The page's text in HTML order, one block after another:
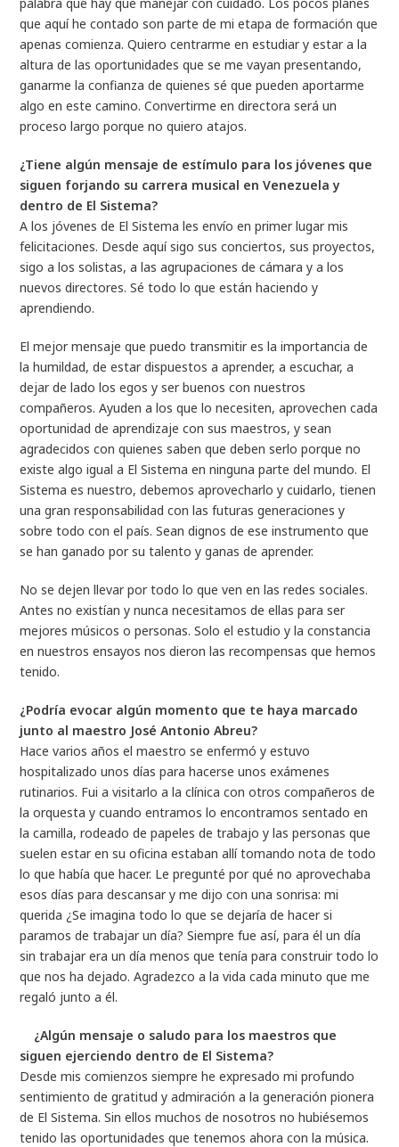
que aquí he contado son parte de mi etapa de formación que
apenas comienza. Quiero centrarme en estudiar y estar a la
altura de las oportunidades que se me vayan presentando,
ganarme la confianza de quienes sé que pueden aportarme
algo en este camino. Convertirme en directora será un
proceso largo porque no quiero atajos.
¿Tiene algún mensaje de estímulo para los jóvenes que
siguen forjando su carrera musical en Venezuela y
dentro de El Sistema?
A los jóvenes de El Sistema les envío en primer lugar mis
felicitaciones. Desde aquí sigo sus conciertos, sus proyectos,
sigo a los solistas, a las agrupaciones de cámara y a los
nuevos directores. Sé todo lo que están haciendo y
aprendiendo.
El mejor mensaje que puedo transmitir es la importancia de
la humildad, de estar dispuestos a aprender, a escuchar, a
dejar de lado los egos y ser buenos con nuestros
compañeros. Ayuden a los que lo necesiten, aprovechen cada
oportunidad de aprendizaje con sus maestros, y sean
agradecidos con quienes saben que deben serlo porque no
existe algo igual a El Sistema en ninguna parte del mundo. El
Sistema es nuestro, debemos aprovecharlo y cuidarlo, tienen
una gran responsabilidad con las futuras generaciones y
sobre todo con el país. Sean dignos de ese instrumento que
se han ganado por su talento y ganas de aprender.
No se dejen llevar por todo lo que ven en las redes sociales.
Antes no existían y nunca necesitamos de ellas para ser
mejores músicos o personas. Solo el estudio y la constancia
en nuestros ensayos nos dieron las recompensas que hemos
tenido.
¿Podría evocar algún momento que te haya marcado
junto al maestro José Antonio Abreu?
Hace varios años el maestro se enfermó y estuvo
hospitalizado unos días para hacerse unos exámenes
rutinarios. Fui a visitarlo a la clínica con otros compañeros de
la orquesta y cuando entramos lo encontramos sentado en
la camilla, rodeado de papeles de trabajo y las personas que
suelen estar en su oficina estaban allí tomando nota de todo
lo que había que hacer. Le pregunté por qué no aprovechaba
esos días para descansar y me dijo con una sonrisa: mi
querida ¿Se imagina todo lo que se dejaría de hacer si
paramos de trabajar un día? Siempre fue así, para él un día
sin trabajar era un día menos que tenía para construir todo lo
que nos ha dejado. Agradezco a la vida cada minuto que me
regaló junto a él.
¿Algún mensaje o saludo para los maestros que
siguen ejerciendo dentro de El Sistema?
Desde mis comienzos siempre he expresado mi profundo
sentimiento de gratitud y admiración a la generación pionera
de El Sistema. Sin ellos muchos de nosotros no hubiésemos
tenido las oportunidades que tenemos ahora con la música.